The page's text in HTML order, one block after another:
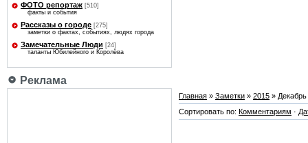
ФОТО репортаж [510]
факты и события
Рассказы о городе [275]
заметки о фактах, событиях, людях города
Замечательные Люди [24]
таланты Юбилейного и Королёва
Реклама
Главная » Заметки » 2015 » Декабрь
Сортировать по: Комментариям ·